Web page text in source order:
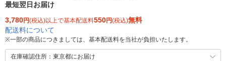
最短翌日お届け
3,780円(税込)以上で基本配送料550円(税込)無料
配送料について
※一部の商品につきましては、基本配送料を当社が負担いたします。
在庫確認住所：東京都にお届け